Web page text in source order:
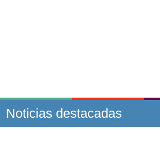
Noticias destacadas